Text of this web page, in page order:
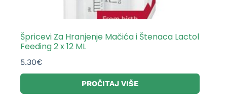
Špricevi Za Hranjenje Mačića i Štenaca Lactol
Feeding 2 x 12 ML
5.30€
PROČITAJ VIŠE